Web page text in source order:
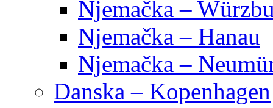
Njemačka –
Njemačka – Hanau
Njemačka –
Danska – Kopenhagen